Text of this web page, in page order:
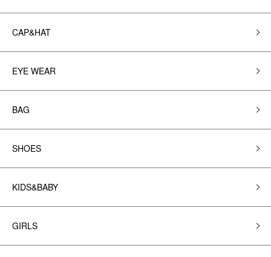
CAP&HAT
EYE WEAR
BAG
SHOES
KIDS&BABY
GIRLS